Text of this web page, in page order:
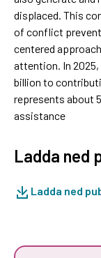
displaced. This
of conflict
centered
attention. In 2025,
billion to
represents about
assistance
Ladda ned
Ladda ned